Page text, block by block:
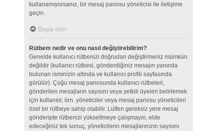
kullanamıyorsanız, bir mesaj panosu yöneticisi ile iletişime
geçin.
Başa dön
Rütbem nedir ve onu nasıl değiştirebilirim?
Genelde kullanıcı rütbenizi doğrudan değiştirmeniz mümkün
değildir (kullanıcı rütbesi, gönderdiğiniz mesajın yanında
bulunan isminizin altında ve kullanıcı profili sayfasında
görülür). Çoğu mesaj panosunda kullanıcı rütbeleri,
gönderilen mesajların sayısını veya yetkili üyeleri belirlemek
için kullanılır, örn. yöneticiler veya mesaj panosu yöneticileri
özel bir rütbeye sahip olabilir. Lütfen gereksiz yere mesaj
gönderipte rütbenizi yükseltmeye çalışmayın, elde
edeceğiniz tek sonuç, yöneticilerin mesajlarınızın sayısını